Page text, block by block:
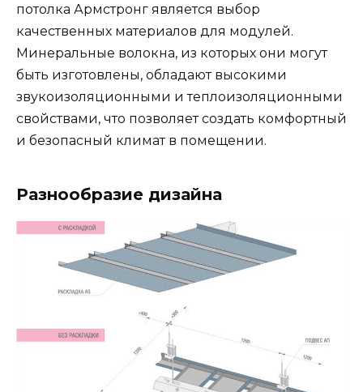
потолка Армстронг является выбор
качественных материалов для модулей.
Минеральные волокна, из которых они могут
быть изготовлены, обладают высокими
звукоизоляционными и теплоизоляционными
свойствами, что позволяет создать комфортный
и безопасный климат в помещении.
Разнообразие дизайна